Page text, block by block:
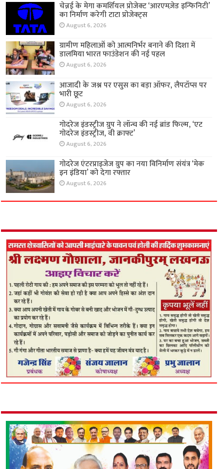
चेन्नई के मेगा कमर्शियल प्रोजेक्ट ‘आरएमज़ेड इन्फिनिटी’
का निर्माण करेगी टाटा प्रोजेक्ट्स
August 6, 2026
ग्रामीण महिलाओं को आत्मनिर्भर बनाने की दिशा में
डालमिया भारत फाउंडेशन की नई पहल
August 6, 2026
आजादी के जश्न पर एसुस का बड़ा ऑफर, लैपटॉप्स पर
भारी छूट
August 6, 2026
गोदरेज इंडस्ट्रीज ग्रुप ने लॉन्च की नई ब्रांड फिल्म, ‘एट
गोदरेज इंडस्ट्रीज, वी क्राफ्ट’
August 6, 2026
गोदरेज एंटरप्राइजेज ग्रुप का नया विनिर्माण संयंत्र ‘मेक
इन इंडिया’ को देगा रफ्तार
August 6, 2026